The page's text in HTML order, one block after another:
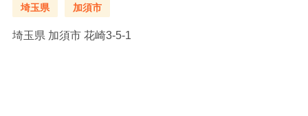
埼玉県 加須市
埼玉県 加須市 花崎3-5-1